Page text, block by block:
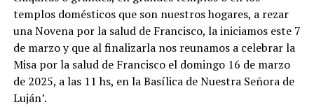
templos domésticos que son nuestros hogares, a rezar
una Novena por la salud de Francisco, la iniciamos este 7
de marzo y que al finalizarla nos reunamos a celebrar la
Misa por la salud de Francisco el domingo 16 de marzo
de 2025, a las 11 hs, en la Basílica de Nuestra Señora de
Luján’.